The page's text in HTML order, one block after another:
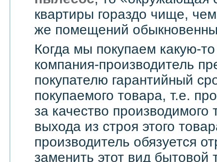
квартиры гораздо чище,
же помещений
Когда мы покупаем какую-
компания-производитель
покупателю гарантийный
покупаемого товара, т.е.
за качество производимого
выхода из строя этого
производитель обязуется
заменить этот вид бытовой